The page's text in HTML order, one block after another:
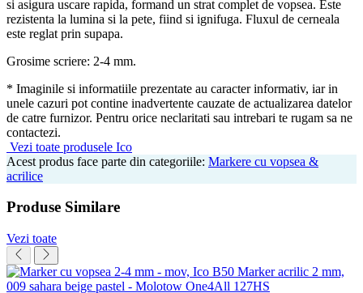
si asigura uscare rapida, formand un strat complet de vopsea. Este
rezistenta la lumina si la pete, fiind si ignifuga. Fluxul de cerneala
este reglat prin supapa.
Grosime scriere: 2-4 mm.
* Imaginile si informatiile prezentate au caracter informativ, iar in
unele cazuri pot contine inadvertente cauzate de actualizarea datelor
de catre furnizor. Pentru orice neclaritati sau intrebari te rugam sa ne
contactezi.
Vezi toate produsele Ico
Acest produs face parte din categoriile: Markere cu vopsea &
acrilice
Produse Similare
Vezi toate